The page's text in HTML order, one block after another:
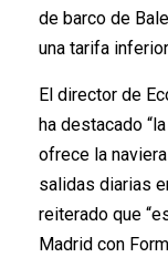
de barco de
una tarifa
El director de
ha destacado
ofrece la
salidas diarias
reiterado que
Madrid con